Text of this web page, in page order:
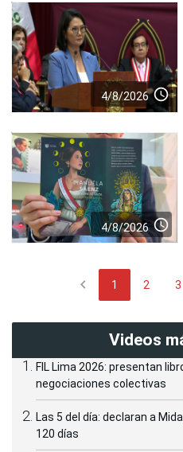
4/8/2026 access_time
4/8/2026 access_time
chevron_left 1 2 3
Videos
FIL Lima 2026: presentan
negociaciones colectivas
Las 5 del día: declaran a
120 días